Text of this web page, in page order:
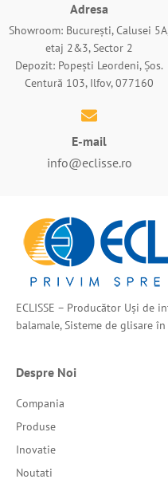
Adresa
Showroom: București, Calusei
etaj 2&3, Sector 2
Depozit: Popești Leordeni, Șos.
Centură 103, Ilfov, 077160
E-mail
info@eclisse.ro
ECLISSE – Producător Uși de
balamale, Sisteme de glisare
Despre Noi
Compania
Produse
Inovatie
Noutati